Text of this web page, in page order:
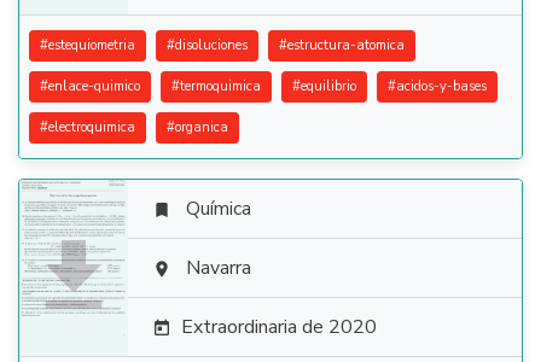
#estequiometria #disoluciones #estructura-atomica
#enlace-quimico #termoquimica #equilibrio #acidos-y-bases
#electroquimica #organica

 Química
 Navarra
 Extraordinaria de 2020